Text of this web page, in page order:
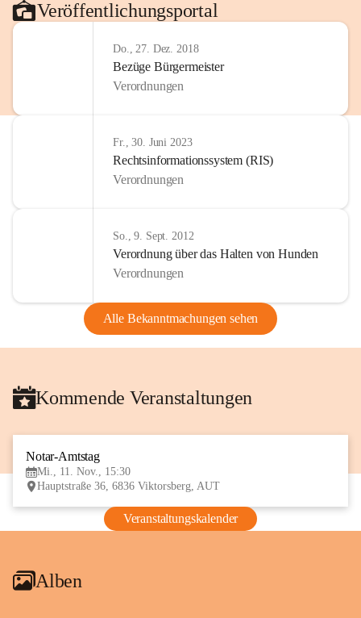
Veröffentlichungsportal
Do., 27. Dez. 2018
Bezüge Bürgermeister
Verordnungen
Fr., 30. Juni 2023
Rechtsinformationssystem (RIS)
Verordnungen
So., 9. Sept. 2012
Verordnung über das Halten von Hunden
Verordnungen
Alle Bekanntmachungen sehen
Kommende Veranstaltungen
Notar-Amtstag
Mi., 11. Nov., 15:30
Hauptstraße 36, 6836 Viktorsberg, AUT
Veranstaltungskalender
Alben